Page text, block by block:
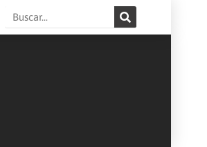
Search